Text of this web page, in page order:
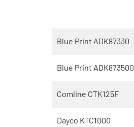
Blue Print ADK87330
Blue Print ADK873500
Comline CTK125F
Dayco KTC1000